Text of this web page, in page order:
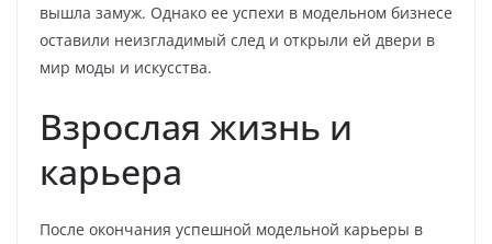
вышла замуж. Однако ее успехи в модельном бизнесе
оставили неизгладимый след и открыли ей двери в
мир моды и искусства.
Взрослая жизнь и
карьера
После окончания успешной модельной карьеры в